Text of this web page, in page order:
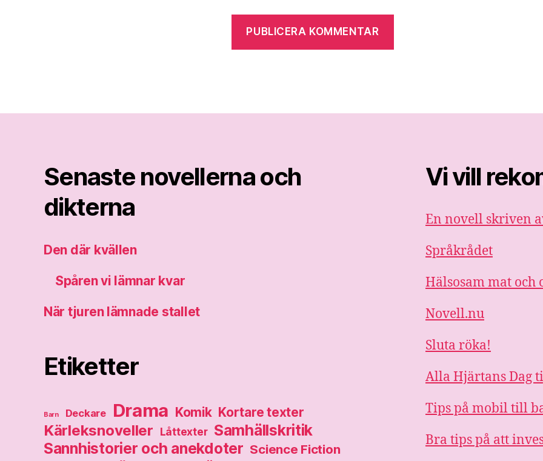
Senaste novellerna och
dikterna
Den där kvällen
Spåren vi lämnar kvar
När tjuren lämnade stallet
Etiketter
Barn Deckare Drama Komik Kortare texter
Kärleksnoveller Låttexter Samhällskritik
Sannhistorier och anekdoter Science Fiction
Vi vill
En novell skriven
Språkrådet
Hälsosam mat
Novell.nu
Sluta röka!
Alla Hjärtans Dag
Tips på mobil till
Bra tips på att